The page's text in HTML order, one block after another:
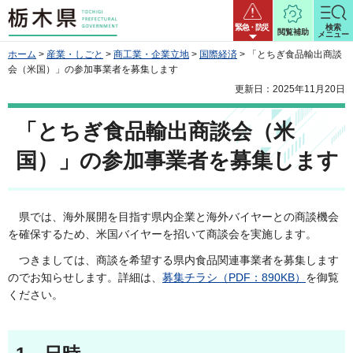
栃木県 緊急・防災
閲覧補助
検索
メニュー
ホーム > 産業・しごと > 商工業・企業立地 > 国際経済 > 「とちぎ食品輸出商談
会（米国）」の参加事業者を募集します
更新日：2025年11月20日
「とちぎ食品輸出商談会（米
国）」の参加事業者を募集します
県では、海外展開を目指す県内企業と海外バイヤーとの商談機会
を確保するため、米国バイヤーを招いて商談会を実施します。
つきましては、商談を希望する県内食品関連事業者を募集します
のでお知らせします。詳細は、 募集チラシ（PDF：890KB） を御覧
ください。